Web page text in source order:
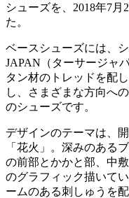
シューズを、2018年7
た。
ベースシューズには、
JAPAN（ターサージャ
タン材のトレッドを配
し、さまざまな方向へ
のシューズです。
デザインのテーマは、
「花火」。深みのある
の前部とかかと部、中
のグラフィック描いて
ームのある刺しゅうを